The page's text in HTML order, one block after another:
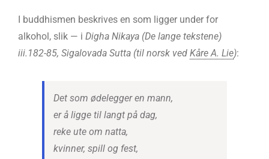
I buddhismen beskrives en som ligger under for
alkohol, slik — i Digha Nikaya (De lange tekstene)
iii.182-85, Sigalovada Sutta (til norsk ved Kåre A. Lie):
Det som ødelegger en mann,
er å ligge til langt på dag,
reke ute om natta,
kvinner, spill og fest,